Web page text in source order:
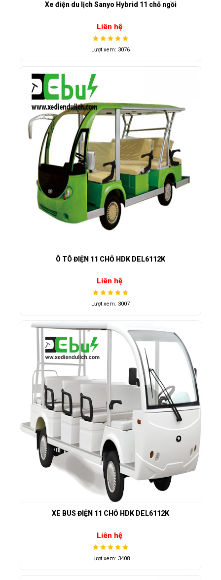
Xe điện du lịch Sanyo Hybrid 11 chỗ ngồi
Liên hệ
Lượt xem: 3076
Ô TÔ ĐIỆN 11 CHỖ HDK DEL6112K
Liên hệ
Lượt xem: 3007
XE BUS ĐIỆN 11 CHỖ HDK DEL6112K
Liên hệ
Lượt xem: 3408